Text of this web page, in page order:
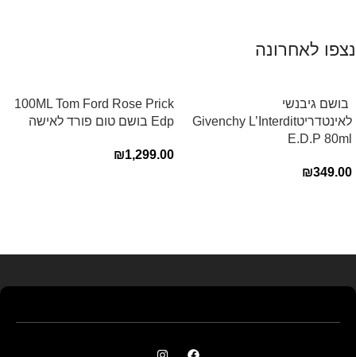
נצפו לאחרונה
‏ בושם גיבנשי
לאינטדריטGivenchy L’Interdit
E.D.P 80ml ‏
₪349.00
100ML Tom Ford Rose Prick
Edp בושם טום פורד לאישה
₪1,299.00